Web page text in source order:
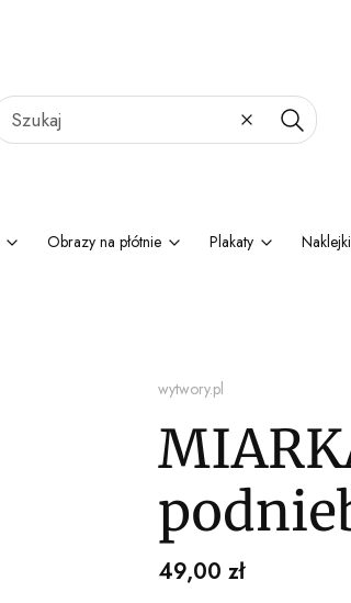
WyczyśćSzukaj
Obrazy na płótnie Plakaty Naklejki
wytwory.pl
Cena
49,00 zł